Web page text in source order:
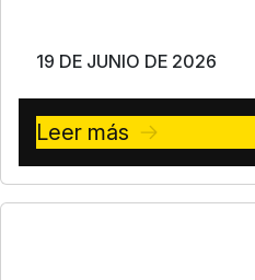
19 DE JUNIO DE 2026
Leer más